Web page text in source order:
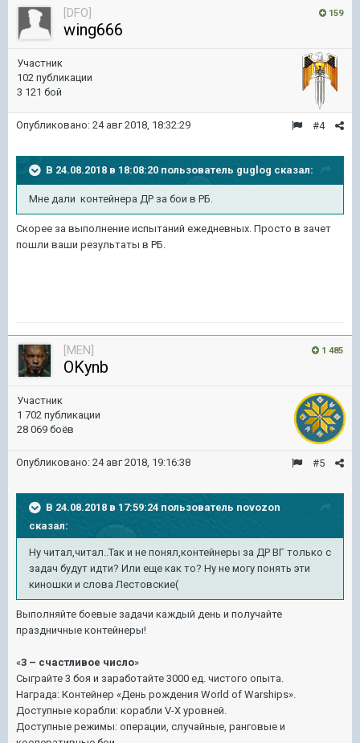
159
[DFO]
wing666
Участник
102 публикации
3 121 бой
#4
Опубликовано: 24 авг 2018, 18:32:29
В 24.08.2018 в 18:08:20 пользователь guglog сказал:
Мне дали контейнера ДР за бои в РБ.
Скорее за выполнение испытаний ежедневных. Просто в зачет
пошли ваши результаты в РБ.
1 485
[MEN]
OKynb
Участник
1 702 публикации
28 069 боёв
#5
Опубликовано: 24 авг 2018, 19:16:38
В 24.08.2018 в 17:59:24 пользователь novozon
сказал:
Ну читал,читал..Так и не понял,контейнеры за ДР ВГ только с
задач будут идти? Или еще как то? Ну не могу понять эти
киношки и слова Лестовские(
Выполняйте боевые задачи каждый день и получайте
праздничные контейнеры!
«3 – счастливое число»
Сыграйте 3 боя и заработайте 3000 ед. чистого опыта.
Награда: Контейнер «День рождения World of Warships».
Доступные корабли: корабли V-X уровней.
Доступные режимы: операции, случайные, ранговые и